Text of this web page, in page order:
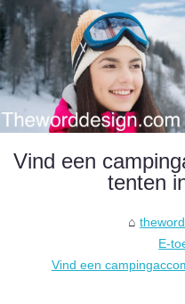
Vind een
tenten
E-
Vind een